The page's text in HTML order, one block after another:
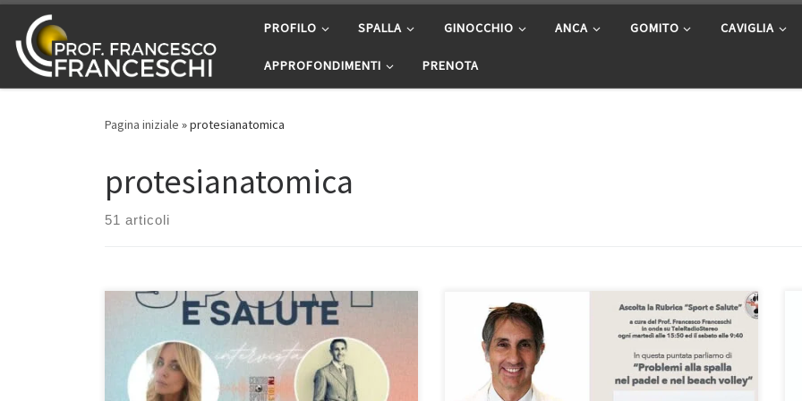
Passa al contenuto PROFILO SPALLA GINOCCHIO ANCA GOMITO CAVIGLIA
APPROFONDIMENTI PRENOTA
Pagina iniziale »protesianatomica
protesianatomica
51 articoli
Protesi di spalla – Intervista dell’11/10/2022 su Centro
Suono Sport – Prof. Francesco Franceschi chirurgo
ortopedico di spalla, ginocchio e anca a Roma. Se
avete perso l’intervista, potete riascoltarla cliccando
Problemi alla spalla nel padel e nel beach volley –
Prof. Francesco Franceschi ortopedico spalla,
ginocchio e anca a Roma Ospedale San Pietro
Fatebenefratelli – Rubrica “Sport e Salute” in onda su